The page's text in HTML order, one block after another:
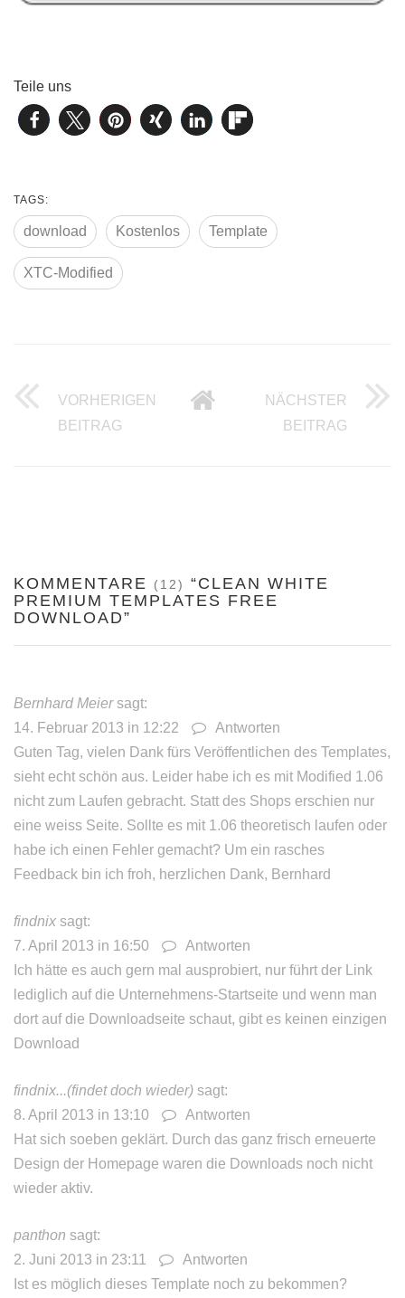
Teile uns
TAGS:
download Kostenlos Template
XTC-Modified
VORHERIGEN
BEITRAG FEINKOST KUBAFOOD GEHT ONLINE
NÄCHSTER
BEITRAG
KOMMENTARE (12)
“CLEAN WHITE
PREMIUM TEMPLATES FREE
DOWNLOAD”
Bernhard Meier sagt:
14. Februar 2013 in 12:22
Antworten
Guten Tag, vielen Dank fürs Veröffentlichen des Templates,
sieht echt schön aus. Leider habe ich es mit Modified 1.06
nicht zum Laufen gebracht. Statt des Shops erschien nur
eine weiss Seite. Sollte es mit 1.06 theoretisch laufen oder
habe ich einen Fehler gemacht? Um ein rasches
Feedback bin ich froh, herzlichen Dank, Bernhard
findnix sagt:
7. April 2013 in 16:50
Antworten
Ich hätte es auch gern mal ausprobiert, nur führt der Link
lediglich auf die Unternehmens-Startseite und wenn man
dort auf die Downloadseite schaut, gibt es keinen einzigen
Download
findnix...(findet doch wieder) sagt:
8. April 2013 in 13:10
Antworten
Hat sich soeben geklärt. Durch das ganz frisch erneuerte
Design der Homepage waren die Downloads noch nicht
wieder aktiv.
panthon sagt:
2. Juni 2013 in 23:11
Antworten
Ist es möglich dieses Template noch zu bekommen?